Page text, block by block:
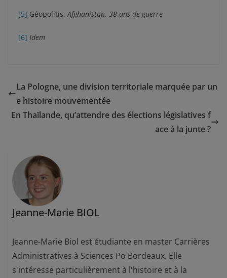
[5] Géopolitis, Afghanistan. 38 ans de guerre
[6] Idem
La Pologne, une division territoriale marquée par un
e histoire mouvementée
En Thaïlande, qu’attendre des élections législatives f
ace à la junte ?
Jeanne-Marie BIOL
Jeanne-Marie Biol est étudiante en master Carrières
Administratives à Sciences Po Bordeaux. Elle
s'intéresse particulièrement à l'histoire et à la